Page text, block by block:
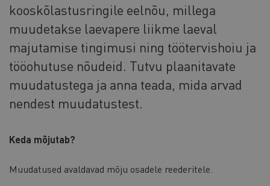
kooskõlastusringile eelnõu, millega
muudetakse laevapere liikme laeval
majutamise tingimusi ning töötervishoiu ja
tööohutuse nõudeid. Tutvu plaanitavate
muudatustega ja anna teada, mida arvad
nendest muudatustest.
Keda mõjutab?
Muudatused avaldavad mõju osadele reederitele.